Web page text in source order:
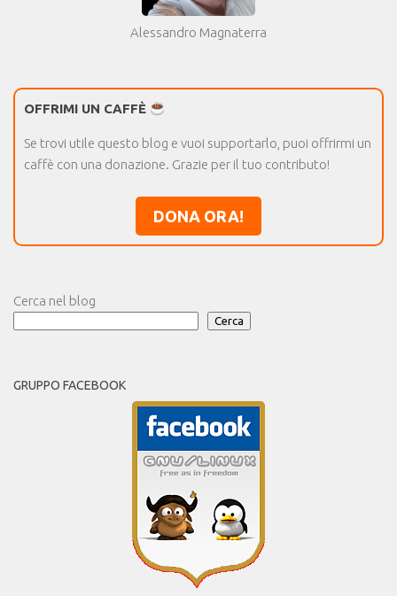
Alessandro Magnaterra
OFFRIMI UN CAFFÈ
Se trovi utile questo blog e vuoi supportarlo, puoi offrirmi un
caffè con una donazione. Grazie per il tuo contributo!
DONA ORA!
Cerca nel blog
Cerca
GRUPPO FACEBOOK